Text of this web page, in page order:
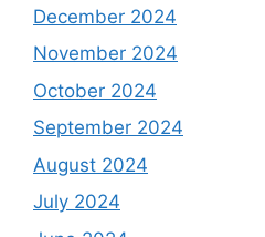
December 2024
November 2024
October 2024
September 2024
August 2024
July 2024